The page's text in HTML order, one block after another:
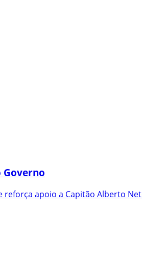
Governo
apoio a Capitão Alberto